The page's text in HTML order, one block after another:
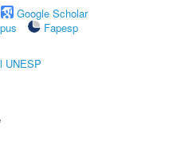
Google Scholar
Fapesp
UNESP